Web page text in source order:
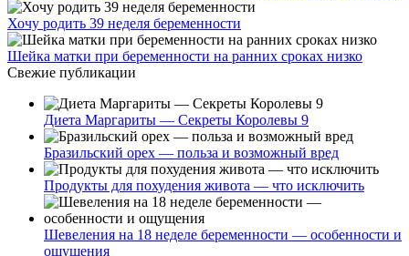
Хочу родить 39 неделя беременности
Шейка матки при беременности на ранних сроках низко
Свежие публикации
Диета Маргариты — Секреты Королевы 9
Бразильский орех — польза и возможный вред
Продукты для похудения живота — что исключить
Шевеления на 18 неделе беременности — особенности и
ощущения